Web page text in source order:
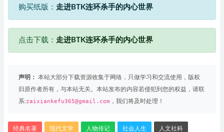
购买纸版： 走进BTK连环杀手的内心世界
点击下载： 走进BTK连环杀手的内心世界
声明： 本站大部分下载资源收集于网络，只做学习和交流使用，版权
归原作者所有，与本站无关。本站发布的内容若侵犯到您的权益，请联
系:zaixiankefu365@gmail.com ，我们将及时处理！
经典名著 现代文学 人物传记 社会人生 人文社科